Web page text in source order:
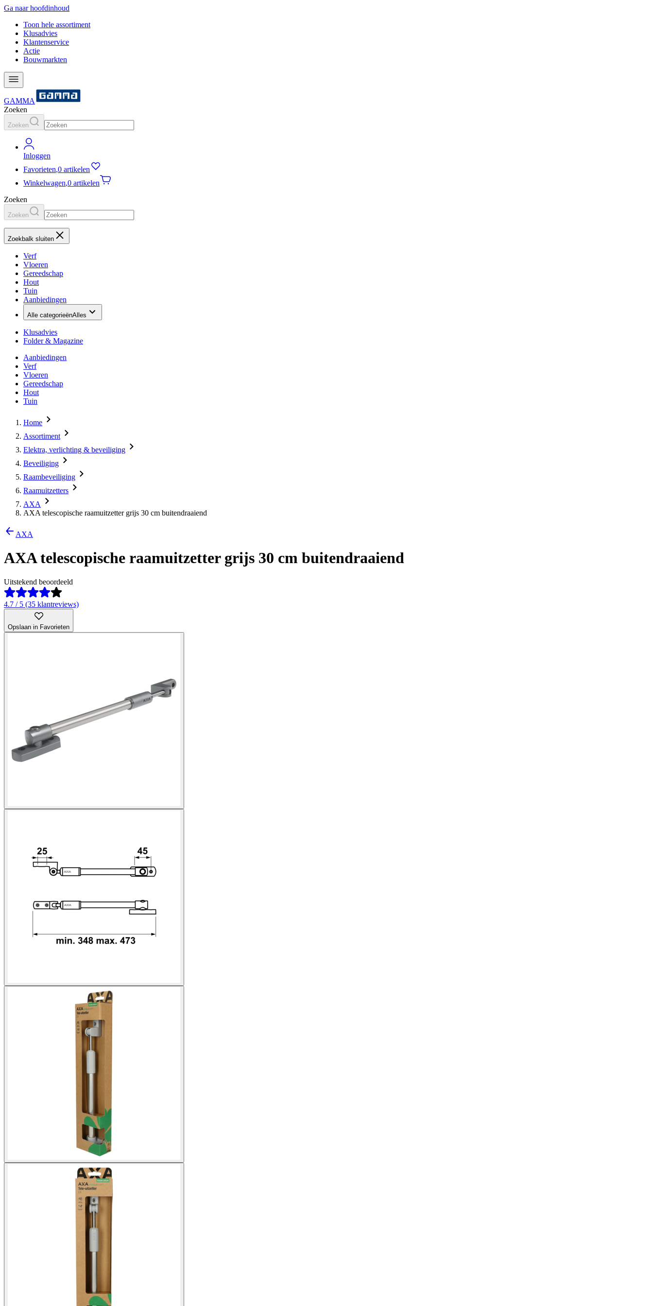
Ga naar hoofdinhoud
Toon hele assortiment
Klusadvies
Klantenservice
Actie
Bouwmarkten
GAMMA
Zoeken
Zoeken
Inloggen
Favorieten,0 artikelen
Winkelwagen,0 artikelen
Zoeken
Zoeken
Zoekbalk sluiten
Verf
Vloeren
Gereedschap
Hout
Tuin
Aanbiedingen
Alle categorieënAlles
Klusadvies
Folder & Magazine
Aanbiedingen
Verf
Vloeren
Gereedschap
Hout
Tuin
Home
Assortiment
Elektra, verlichting & beveiliging
Beveiliging
Raambeveiliging
Raamuitzetters
AXA
AXA telescopische raamuitzetter grijs 30 cm buitendraaiend
AXA
AXA telescopische raamuitzetter grijs 30 cm buitendraaiend
Uitstekend beoordeeld
4.7 / 5 (35 klantreviews)
Opslaan in Favorieten